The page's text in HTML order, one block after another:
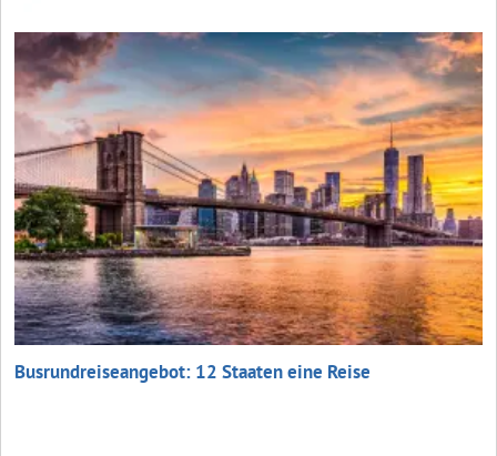
Busrundreiseangebot: 12 Staaten eine Reise